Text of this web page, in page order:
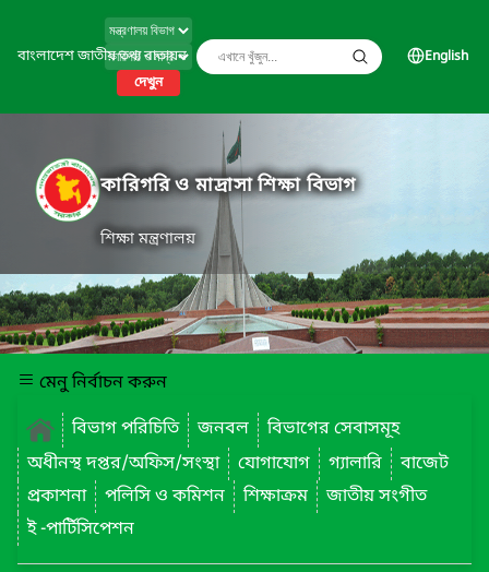
বাংলাদেশ জাতীয় তথ্য বাতায়ন
দেখুন
English
কারিগরি ও মাদ্রাসা শিক্ষা বিভাগ
শিক্ষা মন্ত্রণালয়
মেনু নির্বাচন করুন
বিভাগ পরিচিতি
জনবল
বিভাগের সেবাসমূহ
অধীনস্থ দপ্তর/অফিস/সংস্থা
যোগাযোগ গ্যালারি
বাজেট
প্রকাশনা
পলিসি ও কমিশন শিক্ষাক্রম
জাতীয় সংগীত
ই -পার্টিসিপেশন